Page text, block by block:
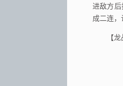
进敌方
成二连，
【龙战